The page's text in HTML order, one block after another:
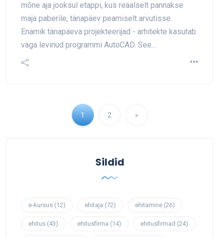
mõne aja jooksul etappi, kus reaalselt pannakse
maja paberile, tänapäev peamiselt arvutisse.
Enamik tänapäeva projekteerijad - arhitekte kasutab
väga levinud programmi AutoCAD. See…
1 2 »
Sildid
e-kursus (12) ehitaja (72) ehitamine (26)
ehitus (43) ehitusfirma (14) ehitusfirmad (24)